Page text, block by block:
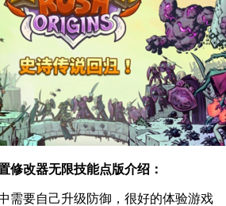
修改器无限技能点版介绍：
需要自己升级防御，很好的体验游戏